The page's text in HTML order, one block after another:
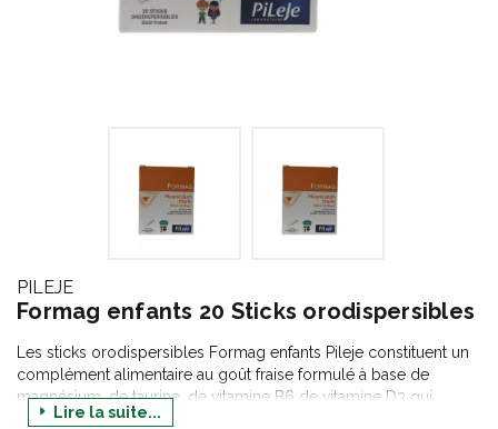
PILEJE
Formag enfants 20 Sticks orodispersibles
Les sticks orodispersibles Formag enfants Pileje constituent un
complément alimentaire au goût fraise formulé à base de
magnésium, de taurine, de vitamine B6 de vitamine D3 qui
contribue à une croissance et un développement osseux
Lire la suite...